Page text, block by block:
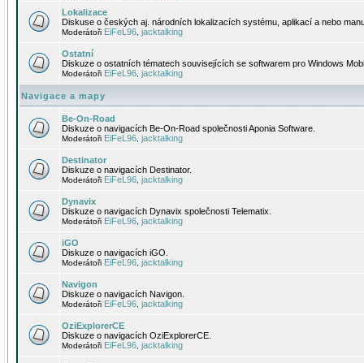
Lokalizace
Diskuse o českých aj. národních lokalizacích systému, aplikací a nebo
Moderátoři EiFeL96 jacktalking
Ostatní
Diskuze o ostatních tématech souvisejících se softwarem pro Windows
Moderátoři EiFeL96 jacktalking
Navigace a mapy
Be-On-Road
Diskuze o navigacích Be-On-Road společnosti Aponia Software.
Moderátoři EiFeL96 jacktalking
Destinator
Diskuze o navigacích Destinator.
Moderátoři EiFeL96 jacktalking
Dynavix
Diskuze o navigacích Dynavix společnosti Telematix.
Moderátoři EiFeL96 jacktalking
iGO
Diskuze o navigacích iGO.
Moderátoři EiFeL96 jacktalking
Navigon
Diskuze o navigacích Navigon.
Moderátoři EiFeL96 jacktalking
OziExplorerCE
Diskuze o navigacích OziExplorerCE.
Moderátoři EiFeL96 jacktalking